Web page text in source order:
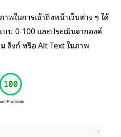
พในการเข้าถึงหน้าเว็บต่าง ๆ ได้
บ 0-100 และประเมินจากองค์
ลิงก์ หรือ Alt Text ในภาพ